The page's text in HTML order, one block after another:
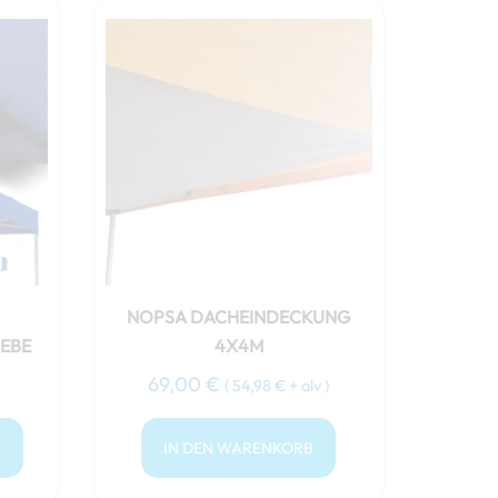
NOPSA DACHEINDECKUNG
4X4M
69,00€ ( 54,98 € + alv )
IN DEN WARENKORB